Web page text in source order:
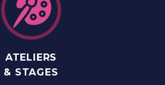
ATELIERS
& STAGES